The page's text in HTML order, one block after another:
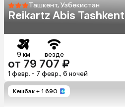
Ташкент, Узбекистан
Reikartz Abis Tashkent
9 км везде
от 79 707 ₽
1 февр. - 7 февр., 6 ночей
Кешбэк + 1 690